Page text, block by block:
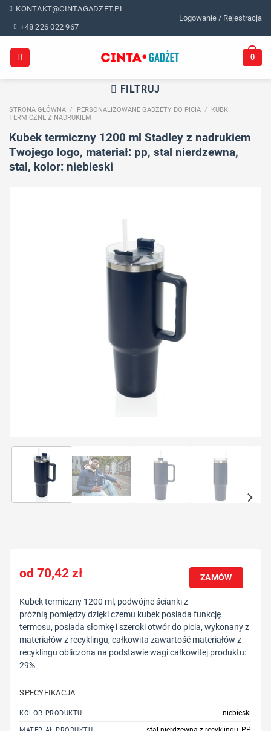
Skip
content
KONTAKT@CINTAGADZET.PL
+48 226 022 967
Logowanie / Rejestracja
0
FILTRUJ
STRONA GŁÓWNA / PERSONALIZOWANE GADŻETY DO PICIA /
KUBKI
TERMICZNE Z NADRUKIEM
Kubek termiczny 1200 ml Stadley z nadrukiem
Twojego logo, materiał: pp, stal nierdzewna,
stal, kolor: niebieski
70,42zł ZAMÓW
Kubek termiczny 1200 ml, podwójne ścianki z
próżnią pomiędzy dzięki czemu kubek posiada funkcję
termosu, posiada słomkę i szeroki otwór do picia, wykonany z
materiałów z recyklingu, całkowita zawartość materiałów z
recyklingu obliczona na podstawie wagi całkowitej produktu:
29%
SPECYFIKACJA
KOLOR PRODUKTU niebieski